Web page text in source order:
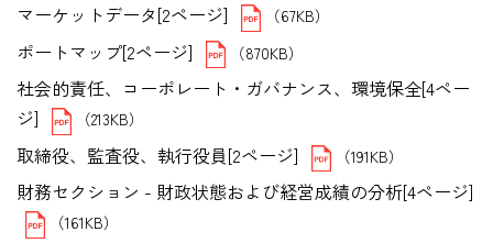
マーケットデータ[2ページ] （67KB）
ポートマップ[2ページ] （870KB）
社会的責任、コーポレート・ガバナンス、環境保全[4ペー
ジ]
（213KB）
取締役、監査役、執行役員[2ページ] （191KB）
財務セクション - 財政状態および経営成績の分析[4ページ]
（161KB）